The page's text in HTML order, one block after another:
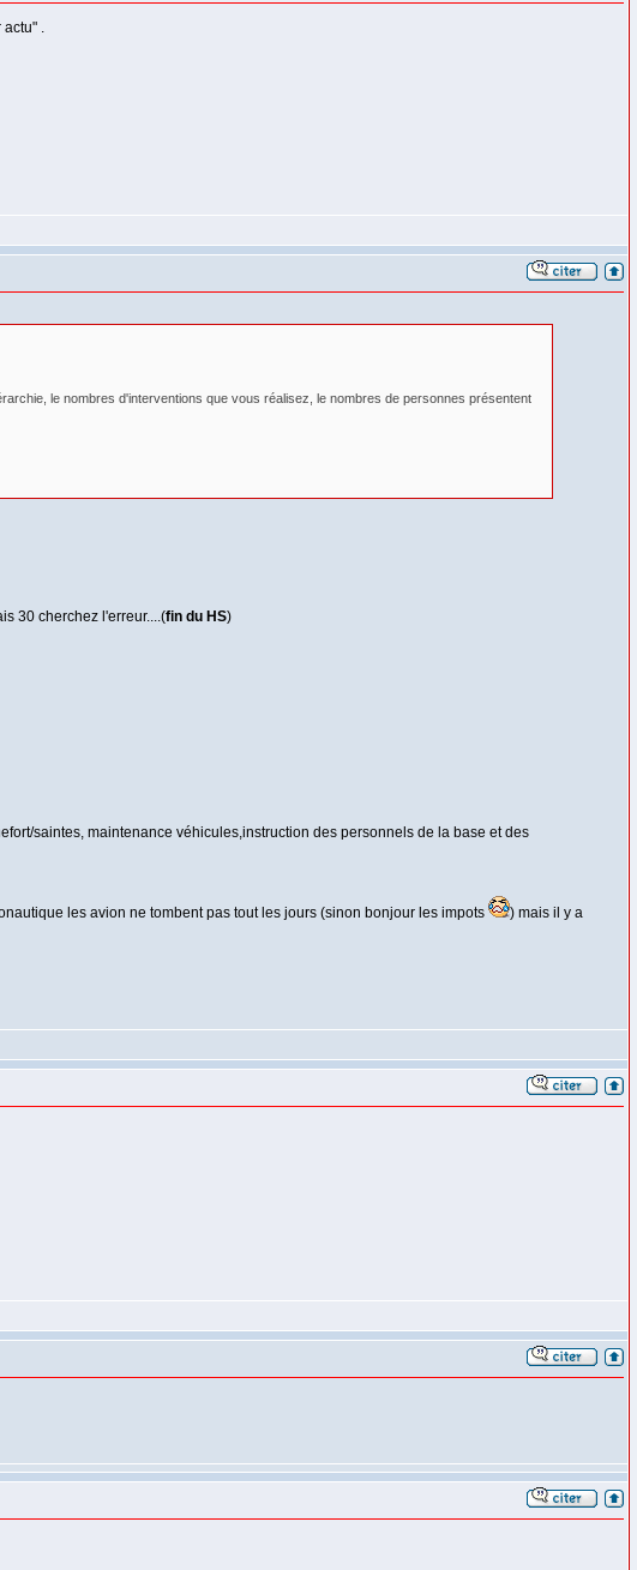
actu" .
le nombres d'interventions que vous réalisez, le nombres de personnes présentent
30 cherchez l'erreur....(fin du HS)
saintes, maintenance véhicules,instruction des personnels de la base et des
les avion ne tombent pas tout les jours (sinon bonjour les impots
) mais il y a